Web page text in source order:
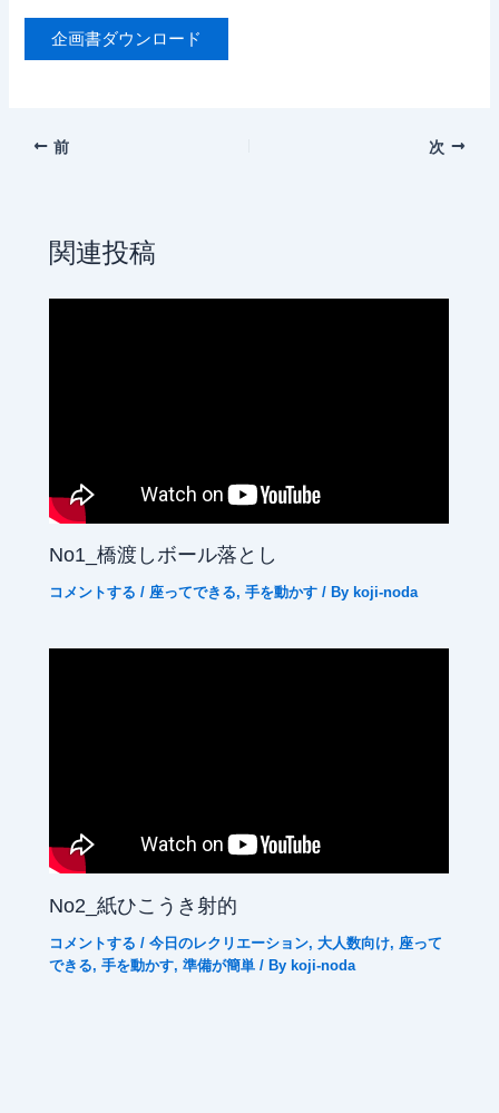
企画書ダウンロード
前 次
関連投稿
No1_橋渡しボール落とし
コメントする / 座ってできる,手を動かす / By koji-noda
No2_紙ひこうき射的
コメントする /今日のレクリエーション,大人数向け, 座って
できる,手を動かす,準備が簡単 / By koji-noda